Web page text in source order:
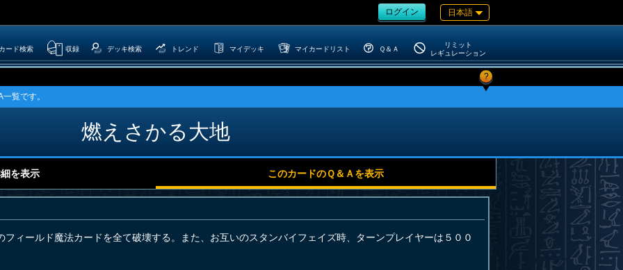
ログイン 日本語
ード検索 収録 デッキ検索 トレンド マイデッキ マイカードリスト Ｑ＆Ａ
リミット
レギュレーション
?
覧です。
燃えさかる大地
を表示 このカードのＱ＆Ａを表示
ィールド魔法カードを全て破壊する。また、お互いのスタンバイフェイズ時、ターンプレイヤーは５００